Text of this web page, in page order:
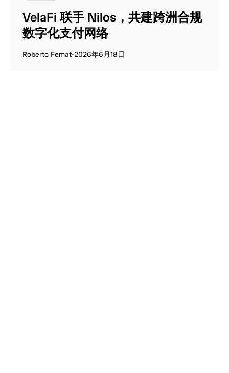
VelaFi 联手 Nilos，共建跨洲合规
数字化支付网络
Roberto Femat•2026年6月18日